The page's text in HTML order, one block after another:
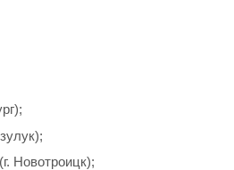
Новотроицк);